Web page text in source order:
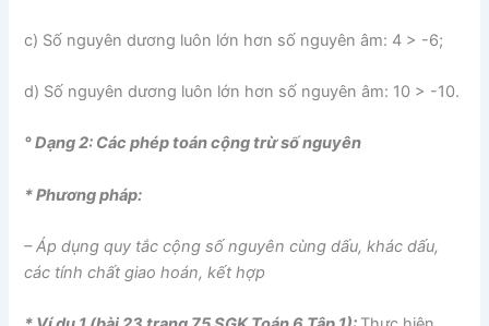
c) Số nguyên dương luôn lớn hơn số nguyên âm: 4 > -6;
d) Số nguyên dương luôn lớn hơn số nguyên âm: 10 > -10.
° Dạng 2: Các phép toán cộng trừ số nguyên
* Phương pháp:
– Áp dụng quy tắc cộng số nguyên cùng dấu, khác dấu,
các tính chất giao hoán, kết hợp